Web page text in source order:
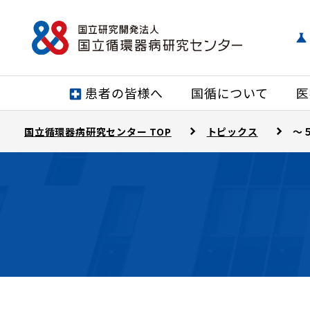
患者の皆様へ 国循について
国立循環器病研究センター TOP トピックス ～